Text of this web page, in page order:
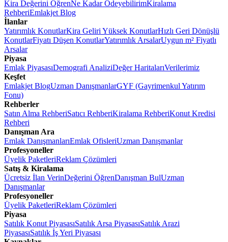
Kira Değerini ÖğrenNe Kadar ÖdeyebilirimKiralama
RehberiEmlakjet Blog
İlanlar
Yatırımlık KonutlarKira Geliri Yüksek KonutlarHızlı Geri Dönüşlü
KonutlarFiyatı Düşen KonutlarYatırımlık ArsalarUygun m² Fiyatlı
Arsalar
Piyasa
Emlak PiyasasıDemografi AnaliziDeğer HaritalarıVerilerimiz
Keşfet
Emlakjet BlogUzman DanışmanlarGYF (Gayrimenkul Yatırım
Fonu)
Rehberler
Satın Alma RehberiSatıcı RehberiKiralama RehberiKonut Kredisi
Rehberi
Danışman Ara
Emlak DanışmanlarıEmlak OfisleriUzman Danışmanlar
Profesyoneller
Üyelik PaketleriReklam Çözümleri
Satış & Kiralama
Ücretsiz İlan VerinDeğerini ÖğrenDanışman BulUzman
Danışmanlar
Profesyoneller
Üyelik PaketleriReklam Çözümleri
Piyasa
Satılık Konut PiyasasıSatılık Arsa PiyasasıSatılık Arazi
PiyasasıSatılık İş Yeri Piyasası